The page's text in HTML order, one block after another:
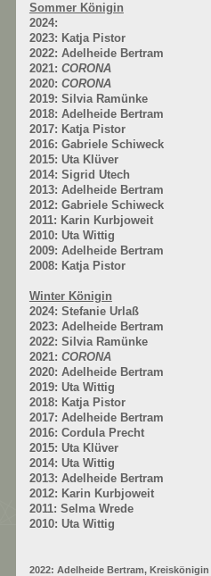
Sommer Königin
2024:
2023: Katja Pistor
2022: Adelheide Bertram
2021: CORONA
2020: CORONA
2019: Silvia Ramünke
2018: Adelheide Bertram
2017: Katja Pistor
2016: Gabriele Schiweck
2015: Uta Klüver
2014: Sigrid Utech
2013: Adelheide Bertram
2012: Gabriele Schiweck
2011: Karin Kurbjoweit
2010: Uta Wittig
2009: Adelheide Bertram
2008: Katja Pistor
Winter Königin
2024: Stefanie Urlaß
2023: Adelheide Bertram
2022: Silvia Ramünke
2021: CORONA
2020: Adelheide Bertram
2019: Uta Wittig
2018: Katja Pistor
2017: Adelheide Bertram
2016: Cordula Precht
2015: Uta Klüver
2014: Uta Wittig
2013: Adelheide Bertram
2012: Karin Kurbjoweit
2011: Selma Wrede
2010: Uta Wittig
2022: Adelheide Bertram,